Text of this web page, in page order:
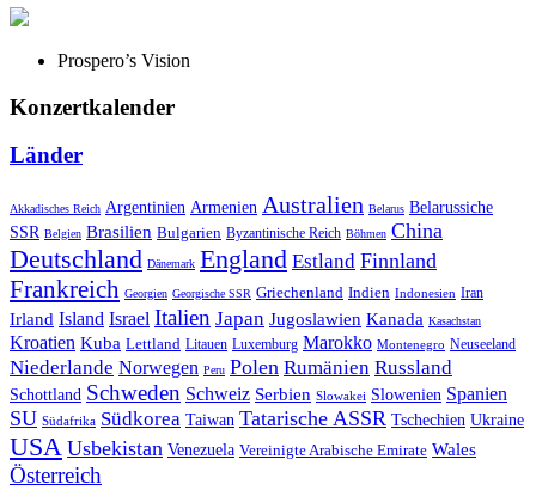
Prospero’s Vision
Konzertkalender
Länder
Akkadisches Reich Argentinien Armenien Australien Belarus Belarussiche
SSR Belgien Brasilien Bulgarien Byzantinische Reich Böhmen China
Deutschland Dänemark England Estland Finnland
Frankreich Georgien Georgische SSR Griechenland Indien Indonesien Iran
Irland Island Israel Italien Japan Jugoslawien Kanada Kasachstan
Kroatien Kuba Lettland Litauen Luxemburg Marokko Montenegro Neuseeland
Niederlande Norwegen Peru Polen Rumänien Russland
Schottland Schweden Schweiz Serbien Slowakei Slowenien Spanien
SU Südafrika Südkorea Taiwan Tatarische ASSR Tschechien Ukraine
USA Usbekistan Venezuela Vereinigte Arabische Emirate Wales
Österreich